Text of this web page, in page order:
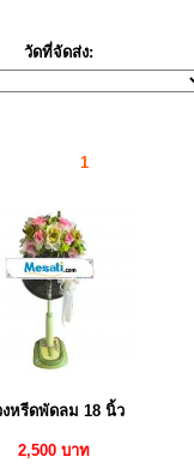
วัดที่จัดส่ง:
1
หรีดพัดลม 18 นิ้ว
2,500 บาท